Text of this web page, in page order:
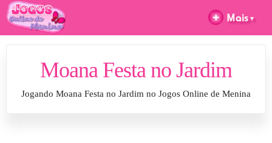
Moana Festa no Jardim
Jogando Moana Festa no Jardim no Jogos Online de Menina